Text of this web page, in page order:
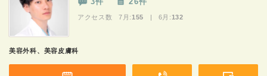
アクセス数 7月: 155 | 6月: 132
美容外科、美容皮膚科